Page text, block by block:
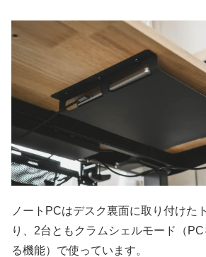
ノートPCはデスク裏面に取り付けた
り、2台ともクラムシェルモード（
る機能）で使っています。